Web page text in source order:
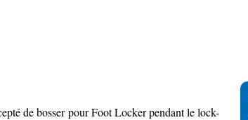
de bosser pour Foot Locker pendant le lock-